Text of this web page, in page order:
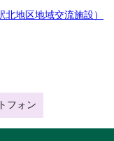
地区地域交流施設）
フォン